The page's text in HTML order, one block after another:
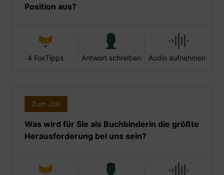
Position aus?
4 FoxTipps Antwort schreiben Audio aufnehmen
Zum Job
Was wird für Sie als Buchbinderin die größte
Herausforderung bei uns sein?